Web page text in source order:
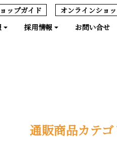
ップガイド オンラインショ
採用情報 お問い合せ
通販商品カテゴ